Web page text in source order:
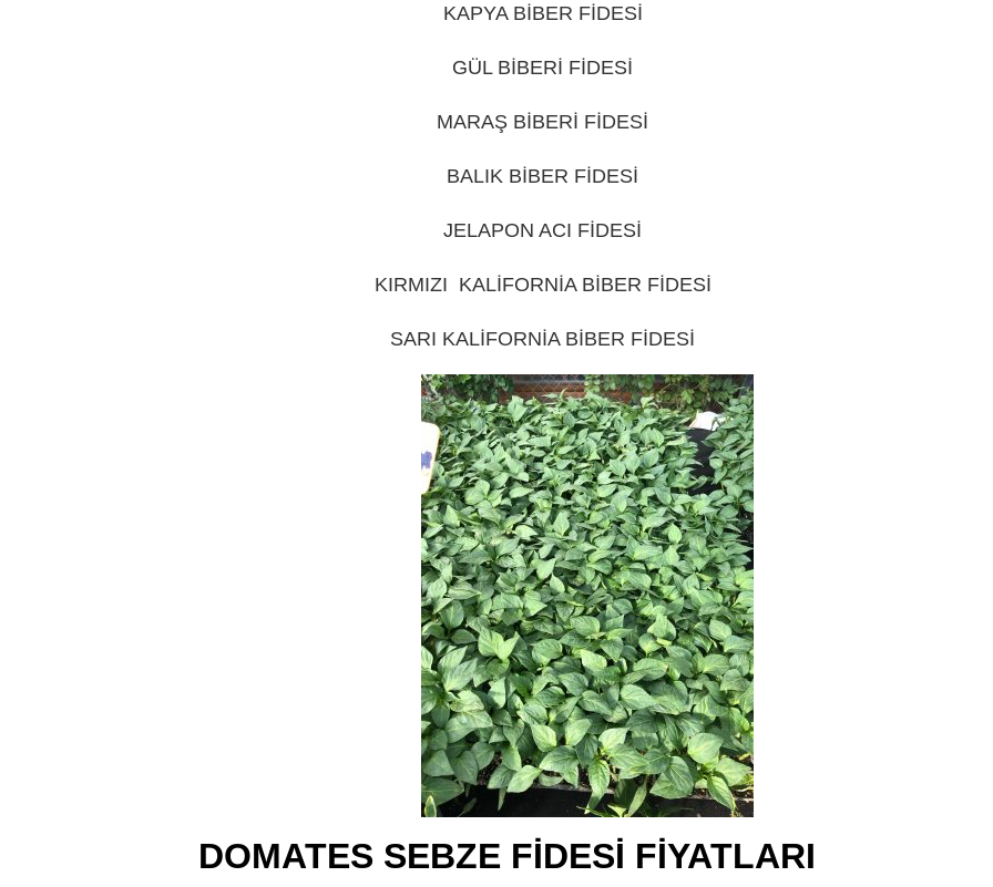
KAPYA BİBER FİDESİ
GÜL BİBERİ FİDESİ
MARAŞ BİBERİ FİDESİ
BALIK BİBER FİDESİ
JELAPON ACI FİDESİ
KIRMIZI KALİFORNİA BİBER FİDESİ
SARI KALİFORNİA BİBER FİDESİ
DOMATES SEBZE FİDESİ FİYATLARI